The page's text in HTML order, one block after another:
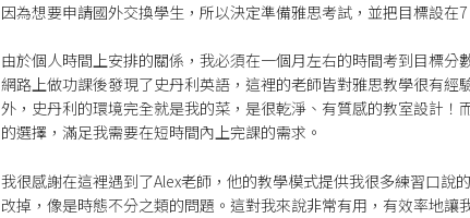
因為想要申請國外交換學生，所以決定準備雅思考試，並把目標設在
由於個人時間上安排的關係，我必須在一個月左右的時間考到目標
網路上做功課後發現了史丹利英語，這裡的老師皆對雅思教學很有
外，史丹利的環境完全就是我的菜，是很乾淨、有質感的教室設計
的選擇，滿足我需要在短時間內上完課的需求。
我很感謝在這裡遇到了Alex老師，他的教學模式提供我很多練習口說
改掉，像是時態不分之類的問題。這對我來說非常有用，有效率地讓